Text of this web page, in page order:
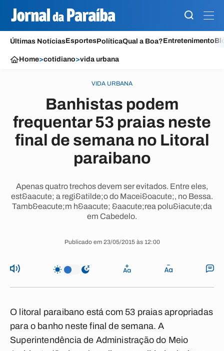
Últimas NotíciasEsportesPolíticaQual a Boa?Entretenimento
Home>cotidiano>vida urbana
VIDA URBANA
Banhistas podem
frequentar 53 praias neste
final de semana no Litoral
paraibano
Apenas quatro trechos devem ser evitados. Entre eles,
est&aacute; a regi&atilde;o do Macei&oacute;, no Bessa.
Tamb&eacute;m h&aacute; &aacute;rea polu&iacute;da
em Cabedelo.
Publicado em 23/05/2015 às 12:00
O litoral paraibano está com 53 praias apropriadas
para o banho neste final de semana. A
Superintendência de Administração do Meio